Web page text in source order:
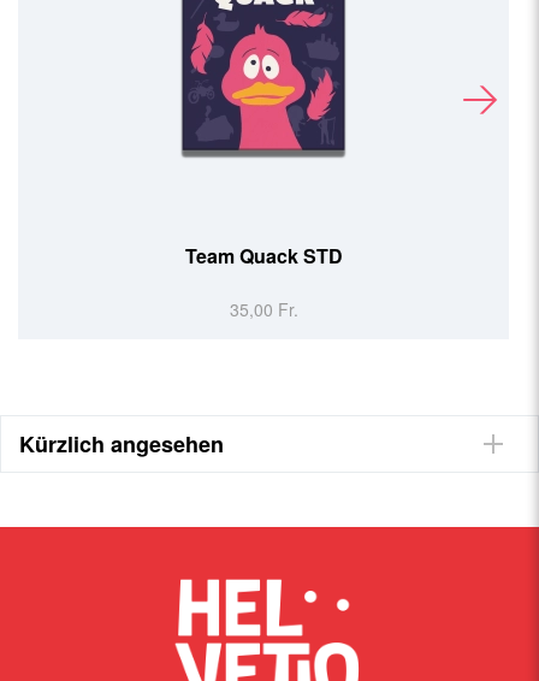
Team Quack STD
35,00 Fr.
Kürzlich angesehen